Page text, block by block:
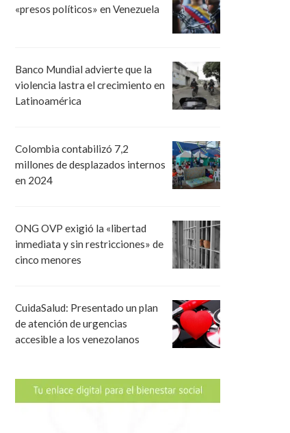
«presos políticos» en Venezuela
Banco Mundial advierte que la
violencia lastra el crecimiento en
Latinoamérica
Colombia contabilizó 7,2
millones de desplazados internos
en 2024
ONG OVP exigió la «libertad
inmediata y sin restricciones» de
cinco menores
CuidaSalud: Presentado un plan
de atención de urgencias
accesible a los venezolanos